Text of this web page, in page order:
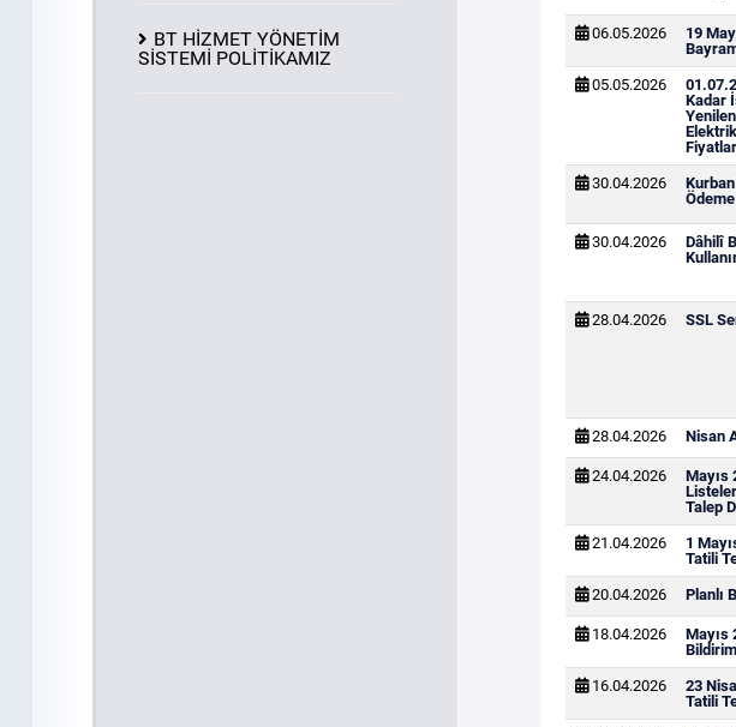
BT HİZMET YÖNETİM
SİSTEMİ POLİTİKAMIZ
06.05.2026
19
05.05.2026
Kadar
30.04.2026
30.04.2026
Dâhilî
28.04.2026 SSL
28.04.2026 Nisan
24.04.2026
Mayıs
Talep
21.04.2026
1
Tatili
20.04.2026 Planlı
18.04.2026
Mayıs
16.04.2026
23
Tatili